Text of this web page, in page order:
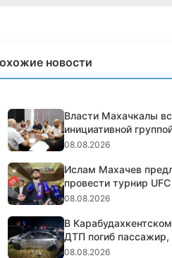
новости
Власти Махачкалы
инициативной
08.08.2026
Ислам Махачев
провести турнир
«Дин...
08.08.2026
В
ДТП погиб пассажир,
08.08.2026